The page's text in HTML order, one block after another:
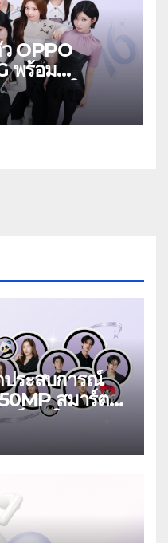
OPPO
พร้อม
ใน
วนสัมผัส
มุมกว้างพิเศษที่
ประสบการณ์
สมาร์ต
ช็อต ใน
Series 5G
มิถุนายนนี้